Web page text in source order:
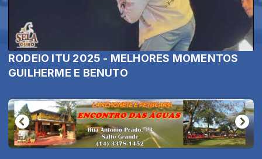
RODEIO ITU 2025 - MELHORES MOMENTOS
GUILHERME E BENUTO